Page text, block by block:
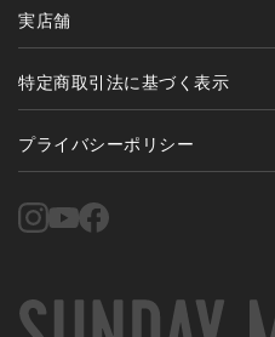
実店舗
特定商取引法に基づく表示
プライバシーポリシー